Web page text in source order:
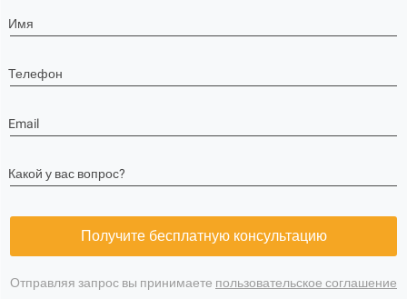
Имя
Телефон
Email
Какой у вас вопрос?
Получите бесплатную консультацию
Отправляя запрос вы принимаете пользовательское соглашение